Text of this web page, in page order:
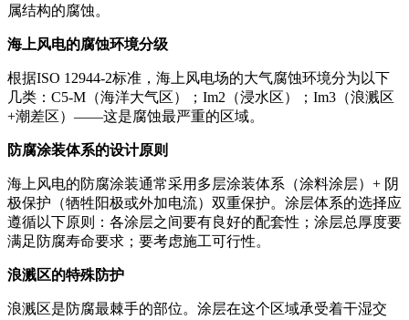
属结构的腐蚀。
海上风电的腐蚀环境分级
根据ISO 12944-2标准，海上风电场的大气腐蚀环境分为以下
几类：C5-M（海洋大气区）；Im2（浸水区）；Im3（浪溅区
+潮差区）——这是腐蚀最严重的区域。
防腐涂装体系的设计原则
海上风电的防腐涂装通常采用多层涂装体系（涂料涂层）+ 阴
极保护（牺牲阳极或外加电流）双重保护。涂层体系的选择应
遵循以下原则：各涂层之间要有良好的配套性；涂层总厚度要
满足防腐寿命要求；要考虑施工可行性。
浪溅区的特殊防护
浪溅区是防腐最棘手的部位。涂层在这个区域承受着干湿交